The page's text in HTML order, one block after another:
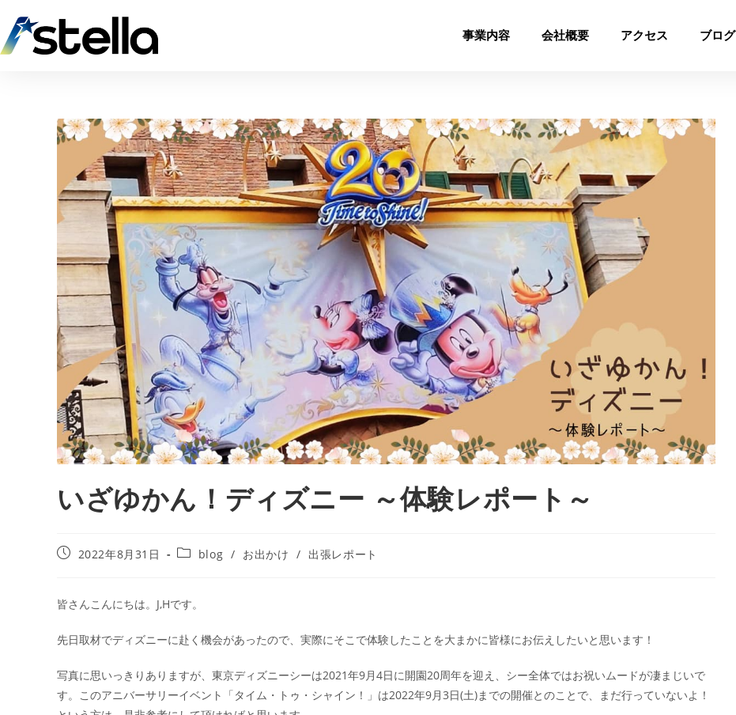
事業内容 会社概要 アクセス ブログ
いざゆかん！ディズニー ～体験レポート～
2022年8月31日 blog / お出かけ / 出張レポート
皆さんこんにちは。J,Hです。
先日取材でディズニーに赴く機会があったので、実際にそこで体験したことを大まかに皆様にお伝えしたいと思います！
写真に思いっきりありますが、東京ディズニーシーは2021年9月4日に開園20周年を迎え、シー全体ではお祝いムードが凄まじいで
す。このアニバーサリーイベント「タイム・トゥ・シャイン！」は2022年9月3日(土)までの開催とのことで、まだ行っていないよ！